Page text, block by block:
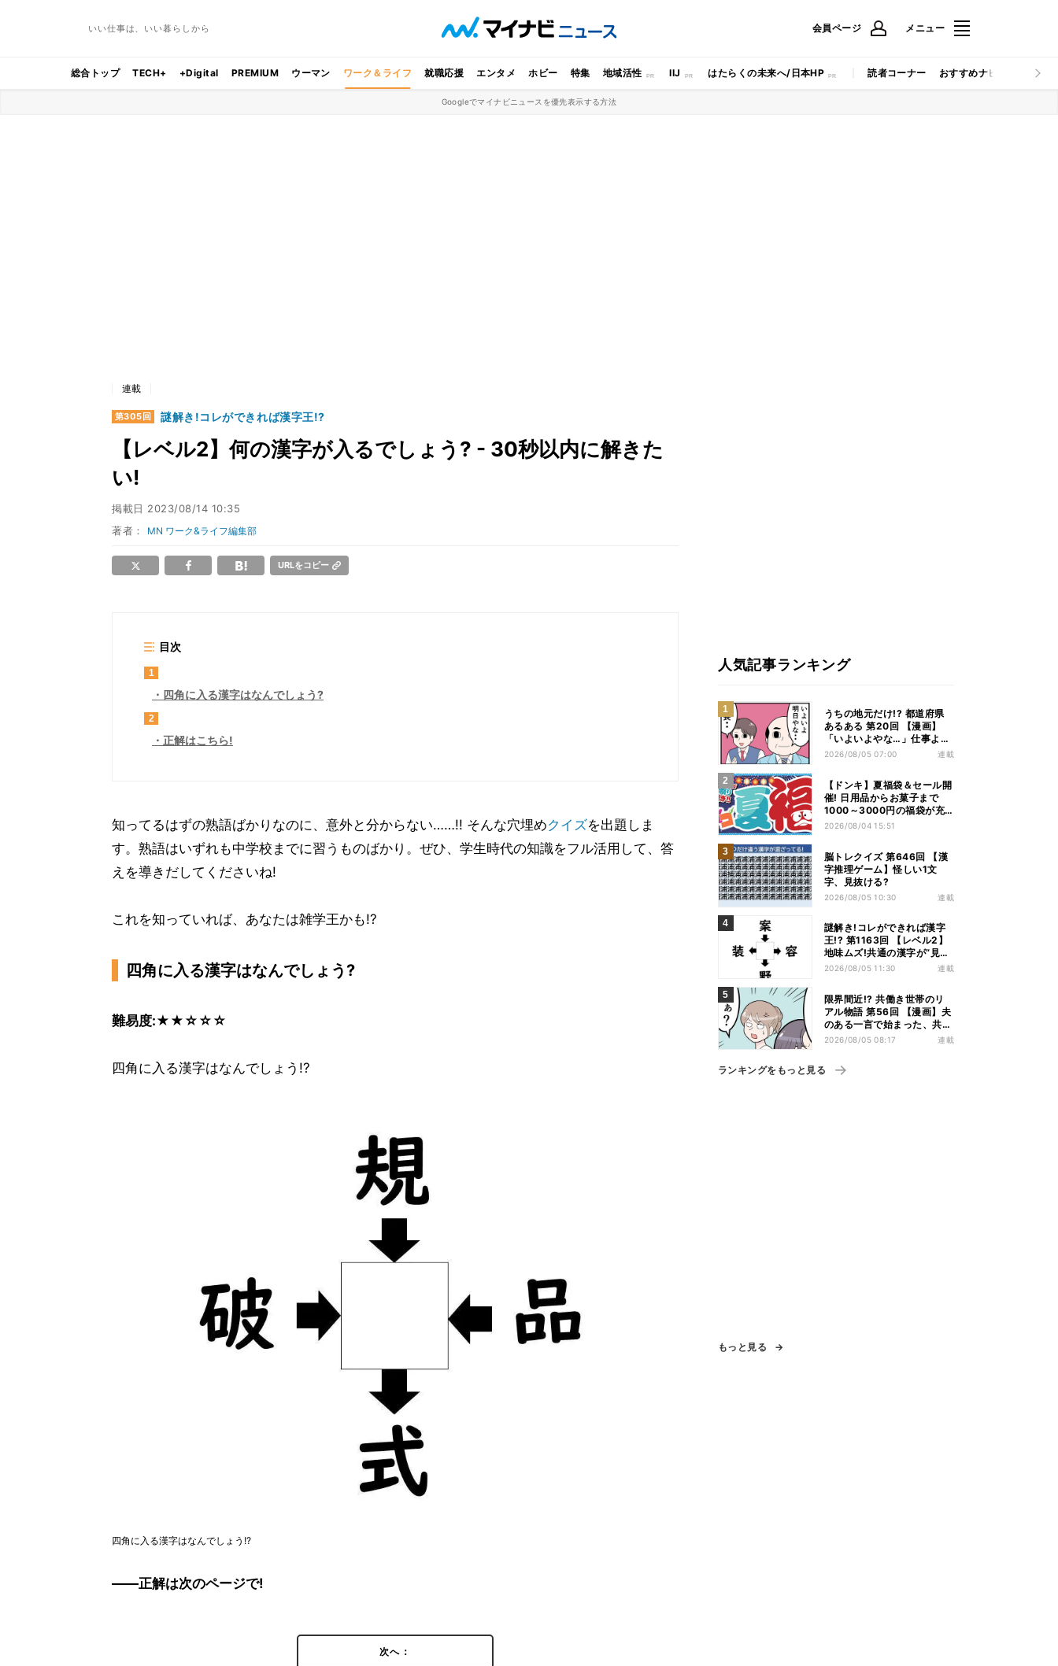
いい仕事は、いい暮らしから 会員ページ メニュー
総合トップ TECH+ +Digital PREMIUM ウーマン ワーク＆ライフ 就職応援 エンタメ ホビー 特集 地域活性 IIJ はたらくの未来へ/日本HP 読者コーナー おすすめナビ マイナビ
Googleでマイナビニュースを優先表示する方法
連載
第305回 謎解き!コレができれば漢字王!?
【レベル2】何の漢字が入るでしょう? - 30秒以内に解きた
い!
掲載日 2023/08/14 10:35
著者： MN ワーク&ライフ編集部
URLをコピー
目次
1
四角に入る漢字はなんでしょう?
2
正解はこちら!
知ってるはずの熟語ばかりなのに、意外と分からない……!! そんな穴埋めクイズを出題しま
す。熟語はいずれも中学校までに習うものばかり。ぜひ、学生時代の知識をフル活用して、答
えを導きだしてくださいね!
これを知っていれば、あなたは雑学王かも!?
四角に入る漢字はなんでしょう?
難易度:★★☆☆☆
四角に入る漢字はなんでしょう!?
四角に入る漢字はなんでしょう!?
――正解は次のページで!
次へ：
人気記事ランキング
うちの地元だけ!? 都道府県
あるある 第20回 【漫画】
「いよいよやな…」仕事より
優先は当然!? 兵庫県民の“祭
2026/08/05 07:00 連載
【ドンキ】夏福袋＆セール開
催! 日用品からお菓子まで
1000～3000円の福袋が充
実、家電やアパレルなど人気
2026/08/04 15:51
脳トレクイズ 第646回 【漢
字推理ゲーム】怪しい1文
字、見抜ける?
2026/08/05 10:30 連載
謎解き!コレができれば漢字
王!? 第1163回 【レベル2】
地味ムズ!共通の漢字が“見え
てこない”…
2026/08/05 11:30 連載
限界間近!? 共働き世帯のリ
アル物語 第56回 【漫画】夫
のある一言で始まった、共働
き夫婦の言い合い。妻も思わ
2026/08/05 08:17 連載
ランキングをもっと見る
もっと見る